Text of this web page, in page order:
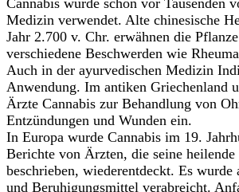
Cannabis wurde schon vor Tausenden
Medizin verwendet. Alte chinesische
Jahr 2.700 v. Chr. erwähnen die
verschiedene Beschwerden wie
Auch in der ayurvedischen Medizin
Anwendung. Im antiken Griechenland
Ärzte Cannabis zur Behandlung von
Entzündungen und Wunden ein.
In Europa wurde Cannabis im 19.
Berichte von Ärzten, die seine
beschrieben, wiederentdeckt. Es wurde
und Beruhigungsmittel verabreicht.